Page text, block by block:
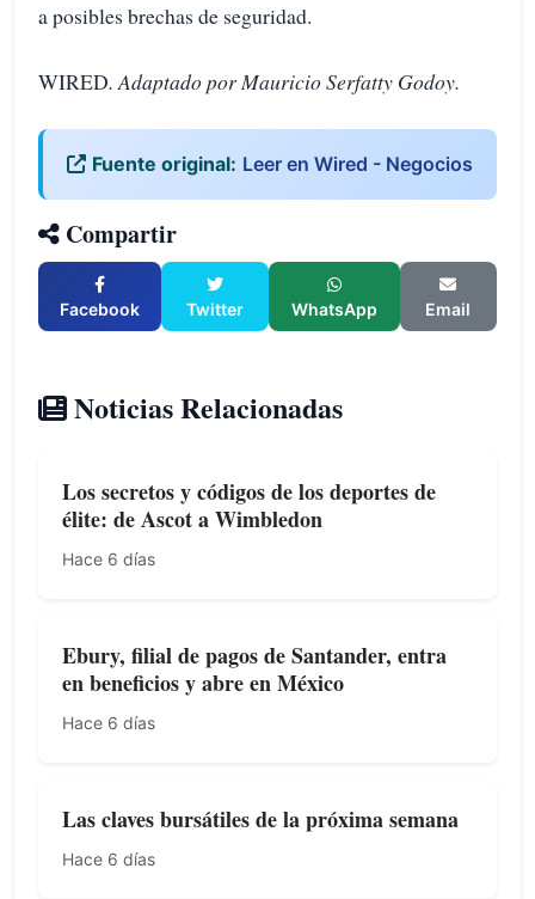
a posibles brechas de seguridad.
WIRED. Adaptado por Mauricio Serfatty Godoy.
Fuente original: Leer en Wired - Negocios
Compartir
Facebook Twitter WhatsApp Email
Noticias Relacionadas
Los secretos y códigos de los deportes de
élite: de Ascot a Wimbledon
Hace 6 días
Ebury, filial de pagos de Santander, entra
en beneficios y abre en México
Hace 6 días
Las claves bursátiles de la próxima semana
Hace 6 días